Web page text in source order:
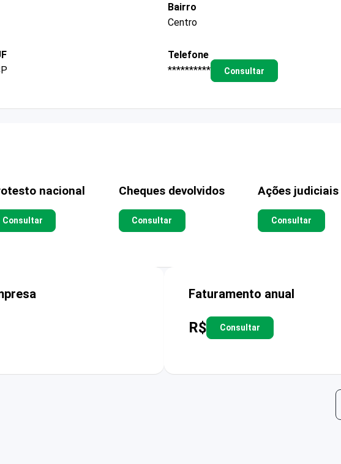
Bairro
Centro
Telefone
**********
Consultar
nacional
Consultar
Cheques devolvidos
Consultar
Ações judiciais
Consultar
Faturamento anual
R$ Consultar